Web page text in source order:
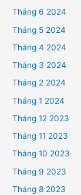
Tháng 6 2024
Tháng 5 2024
Tháng 4 2024
Tháng 3 2024
Tháng 2 2024
Tháng 1 2024
Tháng 12 2023
Tháng 11 2023
Tháng 10 2023
Tháng 9 2023
Tháng 8 2023